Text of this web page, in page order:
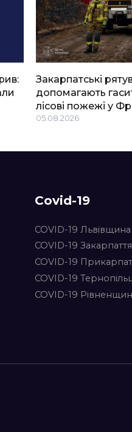
Закарпатські
допомагають
лісові пожежі у
05.08.2026
Covid-19
COVID-19 Львівщина
COVID-19 Закарпаття
COVID-19
COVID-19
COVID-19